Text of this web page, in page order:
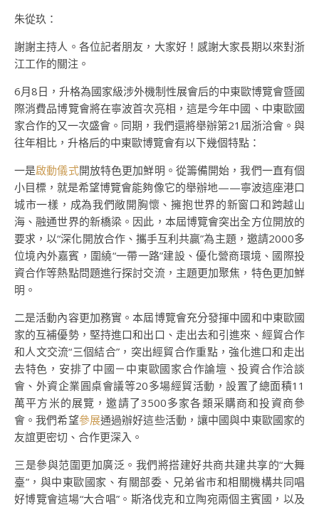
朱從玖：
謝謝主持人。各位記者朋友，大家好！感謝大家長期以來對浙
江工作的關注。
6月8日，升格為國家級涉外機制性展會后的中東歐博覽會暨國
際消費品博覽會將在寧波首次亮相，這是今年中國、中東歐國
家合作的又一次盛會。同期，我們還將舉辦第21屆浙洽會。與
往年相比，升格后的中東歐博覽會有以下幾個特點：
一是啟動儀式開放特色更加鮮明。從籌備開始，我們一直有個
小目標，就是希望博覽會能夠像它的舉辦地——寧波這座港口
城市一樣，成為我們敞開胸懷、擁抱世界的新窗口和跨越山
海、融通世界的新橋梁。因此，本屆博覽會突出全方位開放的
要求，以“深化開放合作、攜手互利共贏”為主題，邀請2000多
位境內外嘉賓，圍繞“一帶一路”建設、優化營商環境、國際投
資合作等熱點問題進行探討交流，主題更加聚焦，特色更加鮮
明。
二是活動內容更加務實。本屆博覽會充分發揮中國和中東歐國
家的互補優勢，堅持進口和出口、走出去和引進來、經貿合作
和人文交流“三個結合”，突出經貿合作重點，強化進口和走出
去特色，安排了中國－中東歐國家合作論壇、投資合作洽談
會、外資企業圓桌會議等20多場經貿活動，設置了總面積11
萬平方米的展覽，邀請了3500多家各類采購商和投資商參
會。我們希望參展通過辦好這些活動，讓中國與中東歐國家的
友誼更密切、合作更深入。
三是參與范圍更加廣泛。我們將搭建好共商共建共享的“大舞
臺”，與中東歐國家、有關部委、兄弟省市和相關機構共同唱
好博覽會這場“大合唱”。斯洛伐克和立陶宛兩個主賓國，以及